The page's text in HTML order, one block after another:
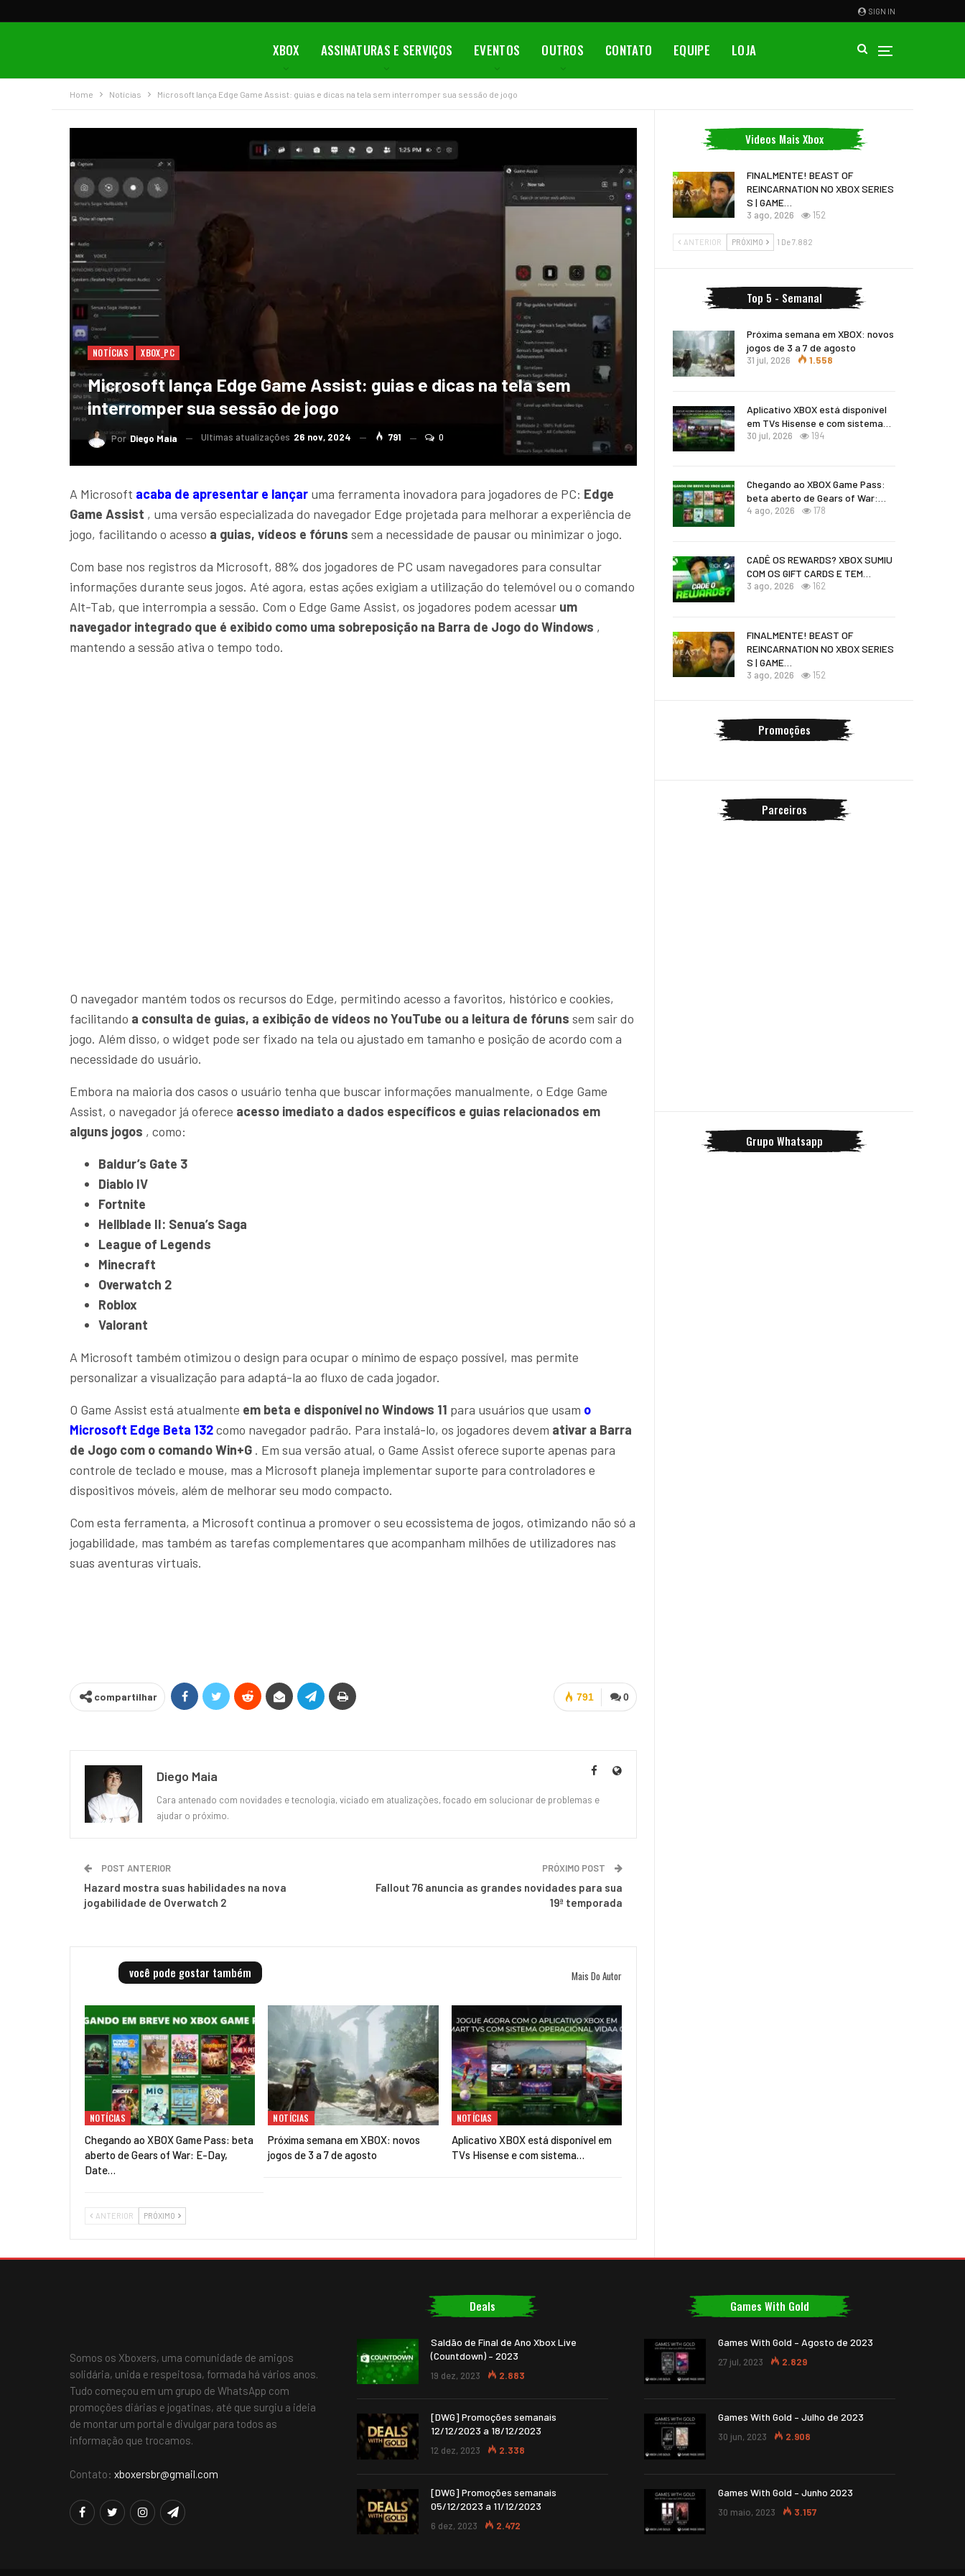
SIGN IN
XBOX ASSINATURAS E SERVIÇOS EVENTOS OUTROS CONTATO EQUIPE LOJA
Home Notícias Microsoft lança Edge Game Assist: guias e dicas na tela sem interromper sua sessão de jogo
NOTÍCIAS XBOX_PC
Microsoft lança Edge Game Assist: guias e dicas na tela sem
interromper sua sessão de jogo
Por Diego Maia Ultimas atualizações 26 nov, 2024 791 0
A Microsoft acaba de apresentar e lançar uma ferramenta inovadora para jogadores de PC: Edge
Game Assist , uma versão especializada do navegador Edge projetada para melhorar a experiência de
jogo, facilitando o acesso a guias, vídeos e fóruns sem a necessidade de pausar ou minimizar o jogo.
Com base nos registros da Microsoft, 88% dos jogadores de PC usam navegadores para consultar
informações durante seus jogos. Até agora, estas ações exigiam a utilização do telemóvel ou o comando
Alt-Tab, que interrompia a sessão. Com o Edge Game Assist, os jogadores podem acessar um
navegador integrado que é exibido como uma sobreposição na Barra de Jogo do Windows ,
mantendo a sessão ativa o tempo todo.
O navegador mantém todos os recursos do Edge, permitindo acesso a favoritos, histórico e cookies,
facilitando a consulta de guias, a exibição de vídeos no YouTube ou a leitura de fóruns sem sair do
jogo. Além disso, o widget pode ser fixado na tela ou ajustado em tamanho e posição de acordo com a
necessidade do usuário.
Embora na maioria dos casos o usuário tenha que buscar informações manualmente, o Edge Game
Assist, o navegador já oferece acesso imediato a dados específicos e guias relacionados em
alguns jogos , como:
Baldur’s Gate 3
Diablo IV
Fortnite
Hellblade II: Senua’s Saga
League of Legends
Minecraft
Overwatch 2
Roblox
Valorant
A Microsoft também otimizou o design para ocupar o mínimo de espaço possível, mas permite
personalizar a visualização para adaptá-la ao fluxo de cada jogador.
O Game Assist está atualmente em beta e disponível no Windows 11 para usuários que usam o
Microsoft Edge Beta 132como navegador padrão. Para instalá-lo, os jogadores devem ativar a Barra
de Jogo com o comando Win+G . Em sua versão atual, o Game Assist oferece suporte apenas para
controle de teclado e mouse, mas a Microsoft planeja implementar suporte para controladores e
dispositivos móveis, além de melhorar seu modo compacto.
Com esta ferramenta, a Microsoft continua a promover o seu ecossistema de jogos, otimizando não só a
jogabilidade, mas também as tarefas complementares que acompanham milhões de utilizadores nas
suas aventuras virtuais.
0
791
compartilhar
Diego Maia
Cara antenado com novidades e tecnologia, viciado em atualizações, focado em solucionar de problemas e
ajudar o próximo.
POST ANTERIOR
Hazard mostra suas habilidades na nova
jogabilidade de Overwatch 2
PRÓXIMO POST
Fallout 76 anuncia as grandes novidades para sua
19ª temporada
você pode gostar também Mais Do Autor
NOTÍCIAS
Chegando ao XBOX Game Pass: beta
aberto de Gears of War: E-Day,
Date…
NOTÍCIAS
Próxima semana em XBOX: novos
jogos de 3 a 7 de agosto
NOTÍCIAS
Aplicativo XBOX está disponível em
TVs Hisense e com sistema…
ANTERIOR PRÓXIMO
Videos Mais Xbox
FINALMENTE! BEAST OF
REINCARNATION NO XBOX SERIES
S | GAME…
3 ago, 2026 152
ANTERIOR PRÓXIMO 1 De 7.882
Top 5 - Semanal
Próxima semana em XBOX: novos
jogos de 3 a 7 de agosto
31 jul, 2026 1.558
Aplicativo XBOX está disponível
em TVs Hisense e com sistema…
30 jul, 2026 194
Chegando ao XBOX Game Pass:
beta aberto de Gears of War:…
4 ago, 2026 178
CADÊ OS REWARDS? XBOX SUMIU
COM OS GIFT CARDS E TEM…
3 ago, 2026 162
FINALMENTE! BEAST OF
REINCARNATION NO XBOX SERIES
S | GAME…
3 ago, 2026 152
Promoções
Parceiros
Grupo Whatsapp
Somos os Xboxers, uma comunidade de amigos
solidária, unida e respeitosa, formada há vários anos.
Tudo começou em um grupo de WhatsApp com
promoções diárias e jogatinas, até que surgiu a ideia
de montar um portal e divulgar para todos as
informação que trocamos.
Contato: xboxersbr@gmail.com
Deals
Saldão de Final de Ano Xbox Live
(Countdown) – 2023
19 dez, 2023 2.883
[DWG] Promoções semanais
12/12/2023 a 18/12/2023
12 dez, 2023 2.338
[DWG] Promoções semanais
05/12/2023 a 11/12/2023
6 dez, 2023 2.472
Games With Gold
Games With Gold – Agosto de 2023
27 jul, 2023 2.829
Games With Gold – Julho de 2023
30 jun, 2023 2.908
Games With Gold – Junho 2023
30 maio, 2023 3.157